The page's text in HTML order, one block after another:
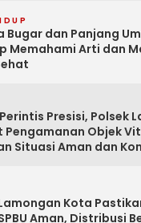
Bugar dan Panjang
Memahami Arti dan
Presisi, Polsek
Pengamanan Objek
Situasi Aman dan
Kota
Aman, Distribusi